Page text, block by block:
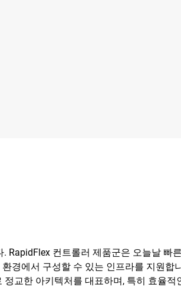
RapidFlex 컨트롤러 제품군은 오늘날 빠
경에서 구성할 수 있는 인프라를 지원합
교한 아키텍처를 대표하며, 특히 효율적